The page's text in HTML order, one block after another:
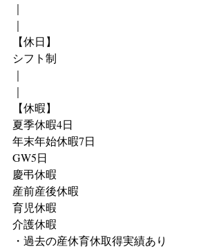
｜
｜
【休日】
シフト制
｜
｜
【休暇】
夏季休暇4日
年末年始休暇7日
GW5日
慶弔休暇
産前産後休暇
育児休暇
介護休暇
・過去の産休育休取得実績あり